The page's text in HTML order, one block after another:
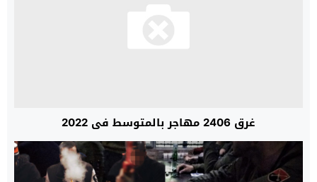
غرق 2406 مهاجر بالمتوسط في 2022